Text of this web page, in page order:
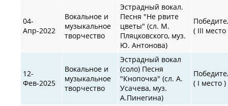
04-
Апр-2022
Вокальное и
музыкальное
творчество
Эстрадный вокал.
Песня "Не рвите
цветы" (сл. М.
Пляцковского, муз.
Ю. Антонова)
( III место
12-
Фев-2025
Вокальное и
музыкальное
творчество
Эстрадный вокал
(соло) Песня
"Кнопочка" (сл. А.
Усачева, муз.
А.Пинегина)
( I место )